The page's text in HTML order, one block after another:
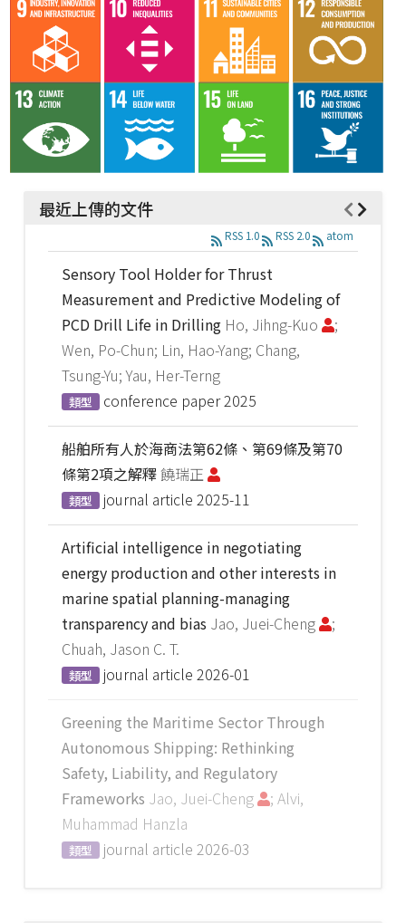
最近上傳的文件
RSS 1.0 RSS 2.0 atom
Sensory Tool Holder for Thrust
Measurement and Predictive Modeling of
PCD Drill Life in Drilling Ho, Jihng-Kuo
;
Wen, Po-Chun; Lin, Hao-Yang; Chang,
Tsung-Yu; Yau, Her-Terng
類型 conference paper2025
船舶所有人於海商法第62條、第69條及第70
條第2項之解釋饒瑞正
類型 journal article 2025-11
Artificial intelligence in negotiating
energy production and other interests in
marine spatial planning-managing
transparency and bias Jao, Juei-Cheng
;
Chuah, Jason C. T.
類型 journal article 2026-01
Greening the Maritime Sector Through
Autonomous Shipping: Rethinking
Safety, Liability, and Regulatory
Frameworks Jao, Juei-Cheng
; Alvi,
Muhammad Hanzla
類型 journal article 2026-03